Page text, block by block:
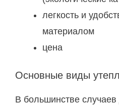
легкость и
материалом
цена
Основные виды
В большинстве